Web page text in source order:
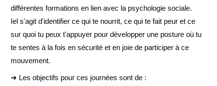
différentes formations en lien avec la psychologie sociale.
Iel s'agit d'identifier ce qui te nourrit, ce qui te fait peur et ce
sur quoi tu peux t'appuyer pour développer une posture où tu
te sentes à la fois en sécurité et en joie de participer à ce
mouvement.
➜ Les objectifs pour ces journées sont de :